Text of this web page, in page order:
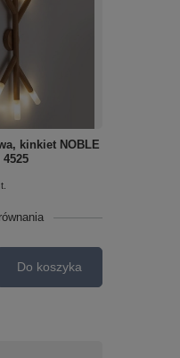
kinkiet NOBLE
Do koszyka